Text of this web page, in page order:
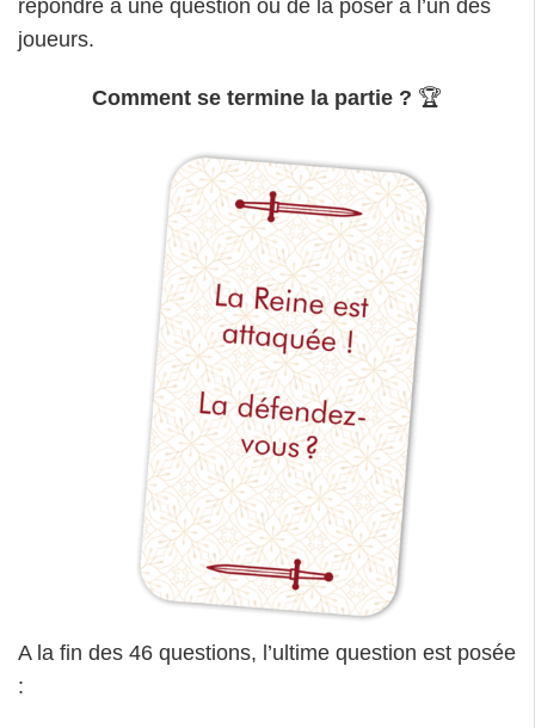
répondre à une question ou de la poser à l’un des
joueurs.
Comment se termine la partie ? 🏆
A la fin des 46 questions, l’ultime question est posée
: